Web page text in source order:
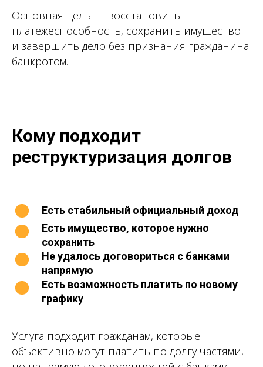
Основная цель — восстановить
платежеспособность, сохранить имущество
и завершить дело без признания гражданина
банкротом.
Кому подходит
реструктуризация долгов
Есть стабильный официальный доход
Есть имущество, которое нужно
сохранить
Не удалось договориться с банками
напрямую
Есть возможность платить по новому
графику
Услуга подходит гражданам, которые
объективно могут платить по долгу частями,